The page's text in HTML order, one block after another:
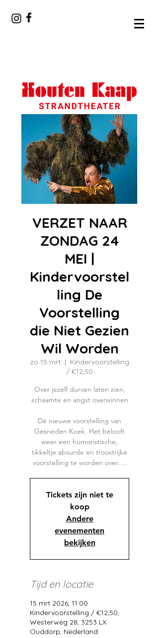
VERZET NAAR
ZONDAG 24
MEI |
Kindervoorstel
ling De
Voorstelling
die Niet Gezien
Wil Worden
zo 15 mrt
  |
Kindervoorstelling
/ €12,50
Over jezelf durven laten zien,
schaamte en angst overwinnen
Dé nieuwe voorstelling van
Gesneden Koek. Het belooft
weer een humoristische,
tikkeltje absurde en troostrijke
voorstelling te worden over….
Tickets zijn niet te
koop
Andere
evenementen
bekijken
Tijd en locatie
15 mrt 2026, 11:00
Kindervoorstelling / €12,50,
Westerweg 28, 3253 LX
Ouddorp, Nederland